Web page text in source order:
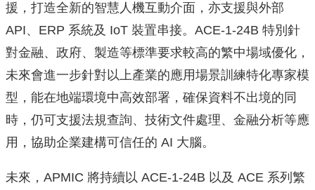
援，打造全新的智慧人機互動介面，亦支援與外部
API、ERP 系統及 IoT 裝置串接。ACE-1-24B 特別針
對金融、政府、製造等標準要求較高的繁中場域優化，
未來會進一步針對以上產業的應用場景訓練特化專家模
型，能在地端環境中高效部署，確保資料不出境的同
時，仍可支援法規查詢、技術文件處理、金融分析等應
用，協助企業建構可信任的 AI 大腦。
未來，APMIC 將持續以 ACE-1-24B 以及 ACE 系列繁